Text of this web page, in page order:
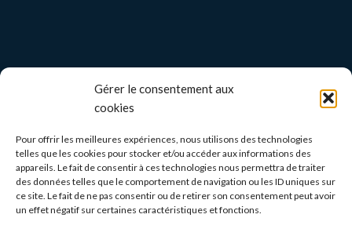
Gérer le consentement aux
cookies
Pour offrir les meilleures expériences, nous utilisons des technologies
telles que les cookies pour stocker et/ou accéder aux informations des
appareils. Le fait de consentir à ces technologies nous permettra de traiter
des données telles que le comportement de navigation ou les ID uniques sur
ce site. Le fait de ne pas consentir ou de retirer son consentement peut avoir
un effet négatif sur certaines caractéristiques et fonctions.